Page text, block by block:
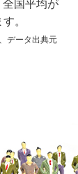
全国平均が
。
データ出典元